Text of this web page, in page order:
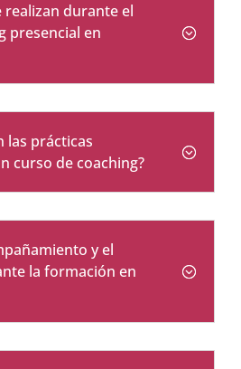
realizan durante el
presencial en
las prácticas
curso de coaching?
y el
la formación en